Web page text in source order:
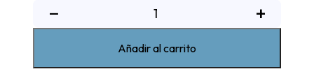
− +
Añadir al carrito